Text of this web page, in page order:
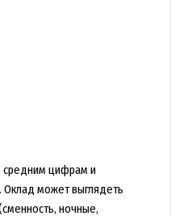
средним цифрам и
Оклад может выглядеть
ночные,